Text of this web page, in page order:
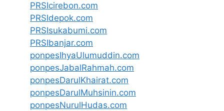
PRSIcirebon.com
PRSIdepok.com
PRSIsukabumi.com
PRSIbanjar.com
ponpesIhyaUlumuddin.com
ponpesJabalRahmah.com
ponpesDarulKhairat.com
ponpesDarulMuhsinin.com
ponpesNurulHudas.com